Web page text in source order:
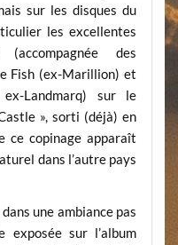
sur les disques du
les excellentes
des
Fish (ex-Marillion) et
Landmarq) sur le
», sorti (déjà) en
ce copinage apparaît
dans l’autre pays
une ambiance pas
sur l’album